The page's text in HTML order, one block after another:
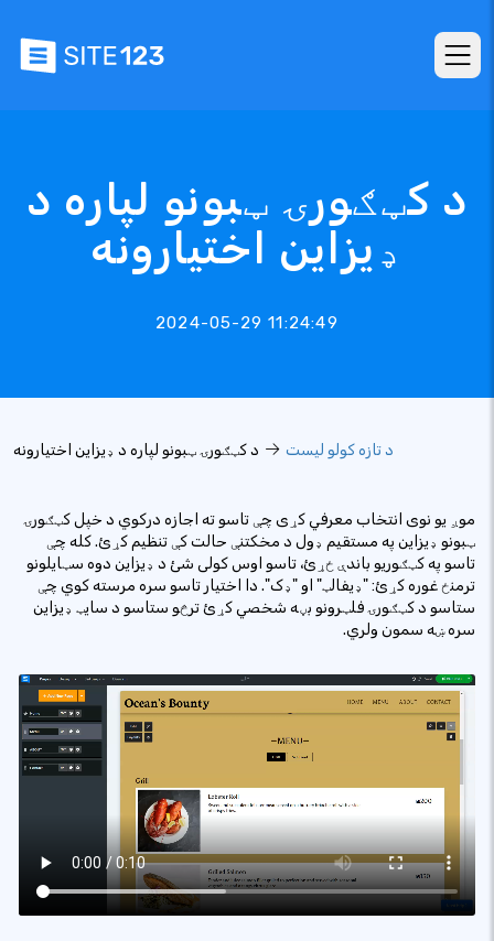
د کټګورۍ ټبونو لپاره د
ډیزاین اختیارونه
2024-05-29 11:24:49
د تازه کولو لیست د کټګورۍ ټبونو لپاره د ډیزاین اختیارونه
موږ یو نوی انتخاب معرفي کړی چې تاسو ته اجازه درکوي د خپل کټګورۍ
ټبونو ډیزاین په مستقیم ډول د مخکتنې حالت کې تنظیم کړئ. کله چې
تاسو په کټګوریو باندې ځړئ، تاسو اوس کولی شئ د ډیزاین دوه سټایلونو
ترمنځ غوره کړئ: "ډیفالټ" او "ډک". دا اختیار تاسو سره مرسته کوي چې
ستاسو د کټګورۍ فلټرونو بڼه شخصي کړئ ترڅو ستاسو د سایټ ډیزاین
سره ښه سمون ولري.